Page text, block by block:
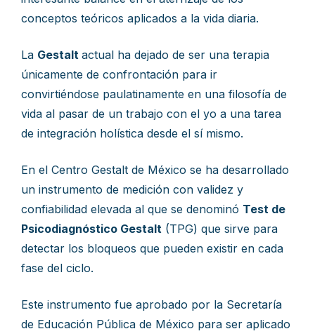
conceptos teóricos aplicados a la vida diaria.
La Gestalt actual ha dejado de ser una terapia
únicamente de confrontación para ir
convirtiéndose paulatinamente en una filosofía de
vida al pasar de un trabajo con el yo a una tarea
de integración holística desde el sí mismo.
En el Centro Gestalt de México se ha desarrollado
un instrumento de medición con validez y
confiabilidad elevada al que se denominó Test de
Psicodiagnóstico Gestalt (TPG) que sirve para
detectar los bloqueos que pueden existir en cada
fase del ciclo.
Este instrumento fue aprobado por la Secretaría
de Educación Pública de México para ser aplicado